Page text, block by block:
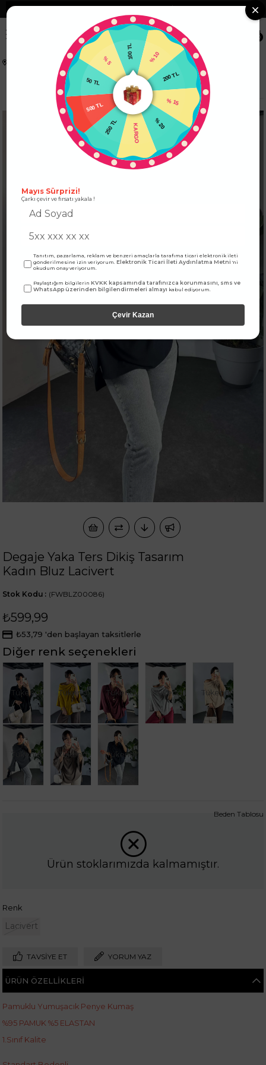
❯
0
ÜST GİYİM BLUZ
Degaje Yaka Ters Dikiş Tasarım Kadın Bluz Lacivert
Degaje Yaka Ters Dikiş Tasarım
Kadın Bluz Lacivert
(FWBLZ00086)
Stok Kodu
₺599,99
₺53,79 'den başlayan taksitlerle
Diğer renk seçenekleri
Tükendi Tükendi Tükendi Tükendi Tükendi
Tükendi Tükendi Tükendi
Ürün stoklarımızda kalmamıştır.
Renk
Lacivert
Beden Tablosu
TAVSIYE ET YORUM YAZ
ÜRÜN ÖZELLIKLERI
Pamuklu Yumuşacık Penye Kumaş
%95 PAMUK %5 ELASTAN
1.Sınıf Kalite
100 TL
% 10
% 15
% 20
KARGO
250 TL
500 TL
50 TL
% 5
Mayıs Sürprizi!
Çarkı çevir ve fırsatı yakala !
Tanıtım, pazarlama, reklam ve benzeri amaçlarla tarafıma ticari elektronik ileti
gönderilmesine izin veriyorum.Elektronik Ticari İleti Aydınlatma Metni 'ni
okudum onay veriyorum.
Paylaştığım bilgilerinKVKK kapsamında tarafınızca korunmasını, sms ve
WhatsApp üzerinden bilgilendirmeleri almayı kabul ediyorum.
Çevir Kazan